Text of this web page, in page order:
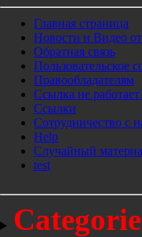
Главная страница
Новости и Видео
Обратная связь
Пользовательское
Правообладателям
Ссылка не
Ссылки
Сотрудничество с
Help
Cлучайный
test